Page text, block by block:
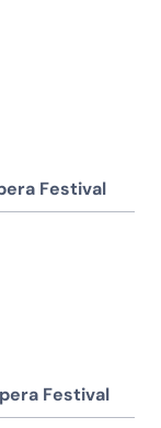
Festival
Festival